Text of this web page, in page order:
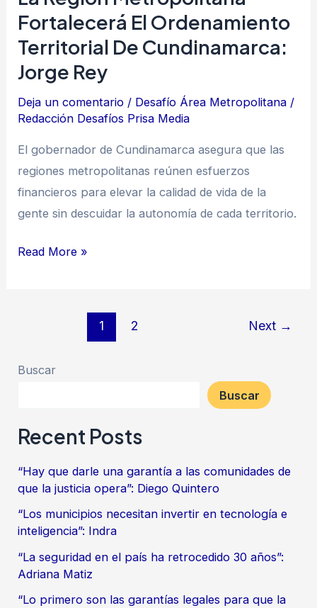
Fortalecerá El Ordenamiento
Territorial De Cundinamarca:
Jorge Rey
Deja un comentario / Desafío Área Metropolitana /
Redacción Desafíos Prisa Media
El gobernador de Cundinamarca asegura que las
regiones metropolitanas reúnen esfuerzos
financieros para elevar la calidad de vida de la
gente sin descuidar la autonomía de cada territorio.
Read More »
1 2 Next →
Buscar
Buscar
Recent Posts
“Hay que darle una garantía a las comunidades de
que la justicia opera”: Diego Quintero
“Los municipios necesitan invertir en tecnología e
inteligencia”: Indra
“La seguridad en el país ha retrocedido 30 años”:
Adriana Matiz
“Lo primero son las garantías legales para que la